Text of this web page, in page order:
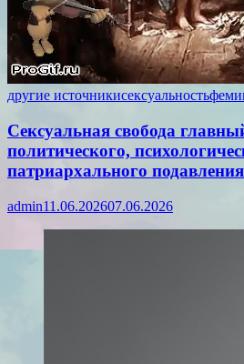
другие источникисексуальность
Сексуальная свобода
политического,
патриархального
admin11.06.202607.06.2026